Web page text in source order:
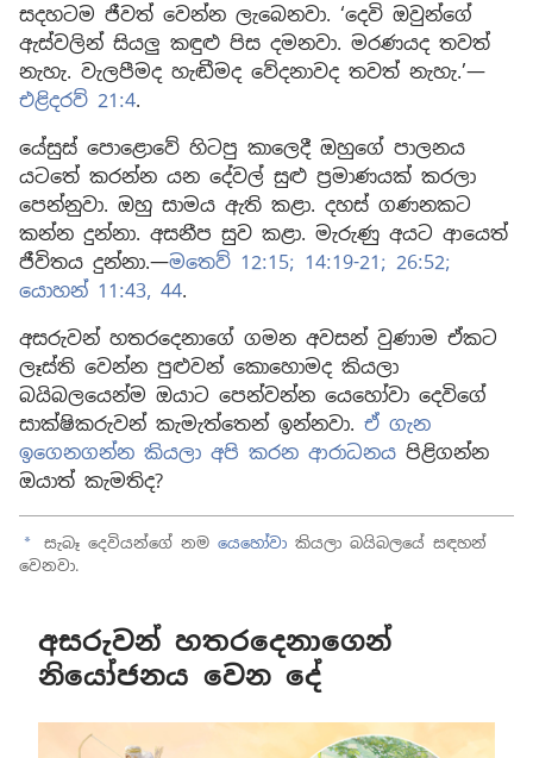
සදහටම ජීවත් වෙන්න ලැබෙනවා. ‘දෙවි ඔවුන්ගේ
ඇස්වලින් සියලු කඳුළු පිස දමනවා. මරණයද තවත්
නැහැ. වැලපීමද හැඬීමද වේදනාවද තවත් නැහැ.’—
එළිදරව් 21:4.
යේසුස් පොළොවේ හිටපු කාලෙදී ඔහුගේ පාලනය
යටතේ කරන්න යන දේවල් සුළු ප්‍රමාණයක් කරලා
පෙන්නුවා. ඔහු සාමය ඇති කළා. දහස් ගණනකට
කන්න දුන්නා. අසනීප සුව කළා. මැරුණු අයට ආයෙත්
ජීවිතය දුන්නා.—මතෙව් 12:15; 14:19-21; 26:52;
යොහන් 11:43, 44.
අසරුවන් හතරදෙනාගේ ගමන අවසන් වුණාම ඒකට
ලෑස්ති වෙන්න පුළුවන් කොහොමද කියලා
බයිබලයෙන්ම ඔයාට පෙන්වන්න යෙහෝවා දෙවිගේ
සාක්ෂිකරුවන් කැමැත්තෙන් ඉන්නවා. ඒ ගැන
ඉගෙනගන්න කියලා අපි කරන ආරාධනය පිළිගන්න
ඔයාත් කැමතිද?
a සැබෑ දෙවියන්ගේ නම යෙහෝවා කියලා බයිබලයේ සඳහන්
වෙනවා.
අසරුවන් හතරදෙනාගෙන්
නියෝජනය වෙන දේ